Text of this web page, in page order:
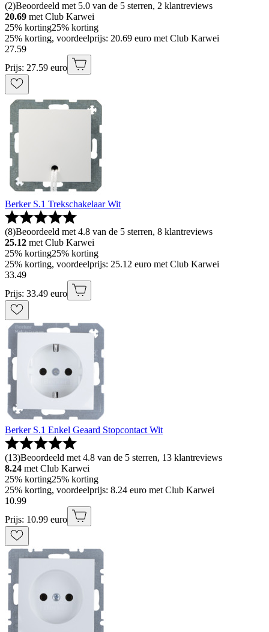
(2)Beoordeeld met 5.0 van de 5 sterren, 2 klantreviews
20.69 met Club Karwei
25% korting25% korting
25% korting, voordeelprijs: 20.69 euro met Club Karwei
27.59
Prijs: 27.59 euro
Berker S.1 Trekschakelaar Wit
(8)Beoordeeld met 4.8 van de 5 sterren, 8 klantreviews
25.12 met Club Karwei
25% korting25% korting
25% korting, voordeelprijs: 25.12 euro met Club Karwei
33.49
Prijs: 33.49 euro
Berker S.1 Enkel Geaard Stopcontact Wit
(13)Beoordeeld met 4.8 van de 5 sterren, 13 klantreviews
8.24 met Club Karwei
25% korting25% korting
25% korting, voordeelprijs: 8.24 euro met Club Karwei
10.99
Prijs: 10.99 euro